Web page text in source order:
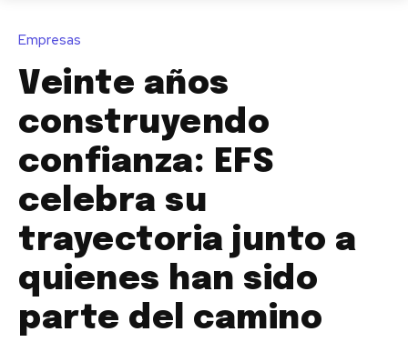
Empresas
Veinte años
construyendo
confianza: EFS
celebra su
trayectoria junto a
quienes han sido
parte del camino